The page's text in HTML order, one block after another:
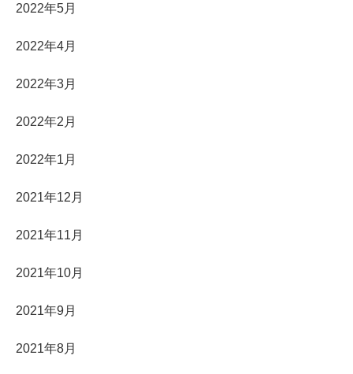
2022年5月
2022年4月
2022年3月
2022年2月
2022年1月
2021年12月
2021年11月
2021年10月
2021年9月
2021年8月